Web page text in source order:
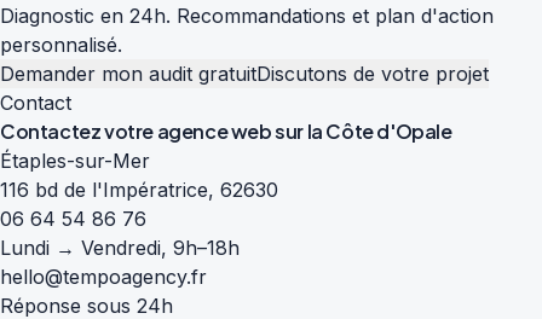
Diagnostic en 24h. Recommandations et plan d'action
personnalisé.
Demander mon audit gratuitDiscutons de votre projet
Contact
Contactez votre agence web sur laCôte d'Opale
Étaples-sur-Mer
116 bd de l'Impératrice, 62630
06 64 54 86 76
Lundi → Vendredi, 9h–18h
hello@tempoagency.fr
Réponse sous 24h